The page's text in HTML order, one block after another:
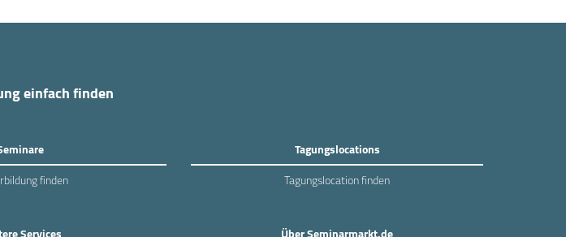
einfach finden
finden
Tagungslocations
Tagungslocation finden